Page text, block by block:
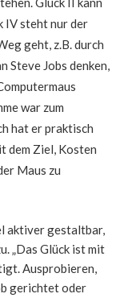
IV steht nur der
geht, z.B. durch
Steve Jobs denken,
war zum
hat er praktisch
dem Ziel, Kosten
Maus zu
aktiver gestaltbar,
„Das Glück ist mit
Ausprobieren,
gerichtet oder